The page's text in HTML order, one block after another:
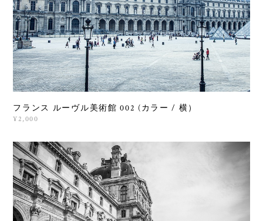
フランス ルーヴル美術館 002 (カラー / 横）
¥2,000